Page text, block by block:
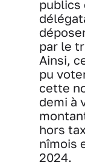
publics
par le
Ainsi,
pu
cette
demi à
hors
nîmois
2024.